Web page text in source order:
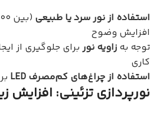
استفاده از نور سرد یا طبیعی
افزایش وضوح
توجه به زاویه نور برای جلوگیری از
کاری
استفاده از چراغ‌های کم‌مصرف LED
نورپردازی تزئینی: افزایش